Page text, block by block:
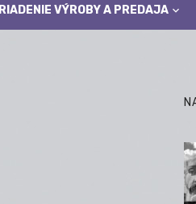
RIADENIE VÝROBY A PREDAJA